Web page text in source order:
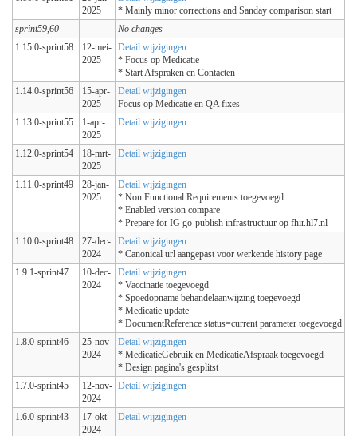
2025
* Mainly minor corrections and Sanday comparison start
sprint59,60
No changes
1.15.0-sprint58
12-mei-
2025
Detail wijzigingen
* Focus op Medicatie
* Start Afspraken en Contacten
1.14.0-sprint56
15-apr-
2025
Detail wijzigingen
Focus op Medicatie en QA fixes
1.13.0-sprint55
1-apr-
2025
Detail wijzigingen
1.12.0-sprint54
18-mrt-
2025
Detail wijzigingen
1.11.0-sprint49
28-jan-
2025
Detail wijzigingen
* Non Functional Requirements toegevoegd
* Enabled version compare
* Prepare for IG go-publish infrastructuur op fhir.hl7.nl
1.10.0-sprint48
27-dec-
2024
Detail wijzigingen
* Canonical url aangepast voor werkende history page
1.9.1-sprint47
10-dec-
2024
Detail wijzigingen
* Vaccinatie toegevoegd
* Spoedopname behandelaanwijzing toegevoegd
* Medicatie update
* DocumentReference status=current parameter toegevoegd
1.8.0-sprint46
25-nov-
2024
Detail wijzigingen
* MedicatieGebruik en MedicatieAfspraak toegevoegd
* Design pagina's gesplitst
1.7.0-sprint45
12-nov-
2024
Detail wijzigingen
1.6.0-sprint43
17-okt-
2024
Detail wijzigingen